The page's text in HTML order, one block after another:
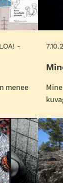
-
menee